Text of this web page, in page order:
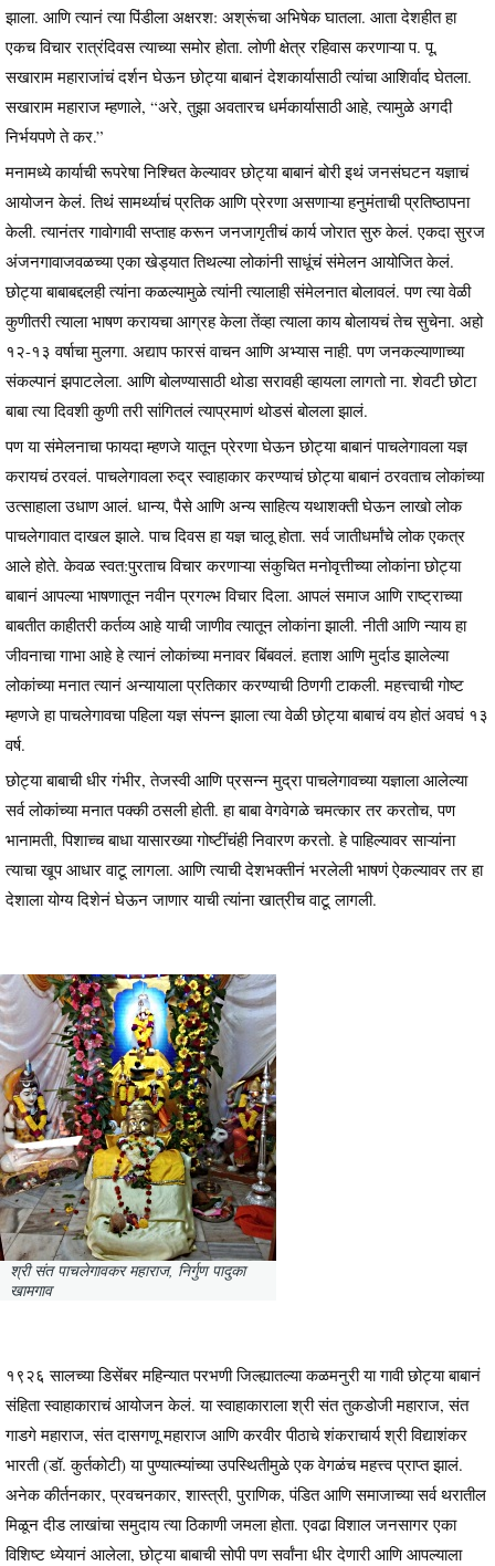
झाला. आणि त्यानं त्या पिंडीला अक्षरश: अश्रूंचा अभिषेक घातला. आता देशहीत हा
एकच विचार रात्रंदिवस त्याच्या समोर होता. लोणी क्षेत्र रहिवास करणाऱ्या प. पू.
सखाराम महाराजांचं दर्शन घेऊन छोट्या बाबानं देशकार्यासाठी त्यांचा आशिर्वाद घेतला.
सखाराम महाराज म्हणाले, “अरे, तुझा अवतारच धर्मकार्यासाठी आहे, त्यामुळे अगदी
निर्भयपणे ते कर.”
मनामध्ये कार्याची रूपरेषा निश्चित केल्यावर छोट्या बाबानं बोरी इथं जनसंघटन यज्ञाचं
आयोजन केलं. तिथं सामर्थ्याचं प्रतिक आणि प्रेरणा असणाऱ्या हनुमंताची प्रतिष्ठापना
केली. त्यानंतर गावोगावी सप्ताह करून जनजागृतीचं कार्य जोरात सुरु केलं. एकदा सुरज
अंजनगावाजवळच्या एका खेड्यात तिथल्या लोकांनी साधूंचं संमेलन आयोजित केलं.
छोट्या बाबाबद्दलही त्यांना कळल्यामुळे त्यांनी त्यालाही संमेलनात बोलावलं. पण त्या वेळी
कुणीतरी त्याला भाषण करायचा आग्रह केला तेंव्हा त्याला काय बोलायचं तेच सुचेना. अहो
१२-१३ वर्षाचा मुलगा. अद्याप फारसं वाचन आणि अभ्यास नाही. पण जनकल्याणाच्या
संकल्पानं झपाटलेला. आणि बोलण्यासाठी थोडा सरावही व्हायला लागतो ना. शेवटी छोटा
बाबा त्या दिवशी कुणी तरी सांगितलं त्याप्रमाणं थोडसं बोलला झालं.
पण या संमेलनाचा फायदा म्हणजे यातून प्रेरणा घेऊन छोट्या बाबानं पाचलेगावला यज्ञ
करायचं ठरवलं. पाचलेगावला रुद्र स्वाहाकार करण्याचं छोट्या बाबानं ठरवताच लोकांच्या
उत्साहाला उधाण आलं. धान्य, पैसे आणि अन्य साहित्य यथाशक्ती घेऊन लाखो लोक
पाचलेगावात दाखल झाले. पाच दिवस हा यज्ञ चालू होता. सर्व जातीधर्मांचे लोक एकत्र
आले होते. केवळ स्वत:पुरताच विचार करणाऱ्या संकुचित मनोवृत्तीच्या लोकांना छोट्या
बाबानं आपल्या भाषणातून नवीन प्रगल्भ विचार दिला. आपलं समाज आणि राष्ट्राच्या
बाबतीत काहीतरी कर्तव्य आहे याची जाणीव त्यातून लोकांना झाली. नीती आणि न्याय हा
जीवनाचा गाभा आहे हे त्यानं लोकांच्या मनावर बिंबवलं. हताश आणि मुर्दाड झालेल्या
लोकांच्या मनात त्यानं अन्यायाला प्रतिकार करण्याची ठिणगी टाकली. महत्त्वाची गोष्ट
म्हणजे हा पाचलेगावचा पहिला यज्ञ संपन्न झाला त्या वेळी छोट्या बाबाचं वय होतं अवघं १३
वर्ष.
छोट्या बाबाची धीर गंभीर, तेजस्वी आणि प्रसन्न मुद्रा पाचलेगावच्या यज्ञाला आलेल्या
सर्व लोकांच्या मनात पक्की ठसली होती. हा बाबा वेगवेगळे चमत्कार तर करतोच, पण
भानामती, पिशाच्च बाधा यासारख्या गोष्टींचंही निवारण करतो. हे पाहिल्यावर साऱ्यांना
त्याचा खूप आधार वाटू लागला. आणि त्याची देशभक्तीनं भरलेली भाषणं ऐकल्यावर तर हा
देशाला योग्य दिशेनं घेऊन जाणार याची त्यांना खात्रीच वाटू लागली.
श्री संत पाचलेगावकर महाराज, निर्गुण पादुका
खामगाव
१९२६ सालच्या डिसेंबर महिन्यात परभणी जिल्ह्यातल्या कळमनुरी या गावी छोट्या बाबानं
संहिता स्वाहाकाराचं आयोजन केलं. या स्वाहाकाराला श्री संत तुकडोजी महाराज, संत
गाडगे महाराज, संत दासगणू महाराज आणि करवीर पीठाचे शंकराचार्य श्री विद्याशंकर
भारती (डॉ. कुर्तकोटी) या पुण्यात्म्यांच्या उपस्थितीमुळे एक वेगळंच महत्त्व प्राप्त झालं.
अनेक कीर्तनकार, प्रवचनकार, शास्त्री, पुराणिक, पंडित आणि समाजाच्या सर्व थरातील
मिळून दीड लाखांचा समुदाय त्या ठिकाणी जमला होता. एवढा विशाल जनसागर एका
विशिष्ट ध्येयानं आलेला, छोट्या बाबाची सोपी पण सर्वांना धीर देणारी आणि आपल्याला